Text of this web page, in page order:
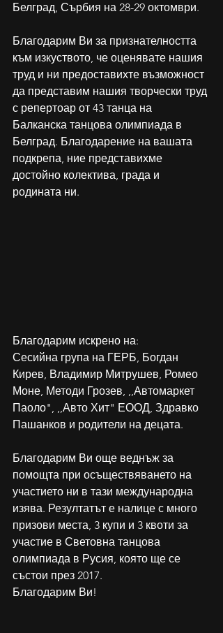
Белград, Сърбия на 28-29 октомври.
Благодарим Ви за признателността
към изкуството, че оценявате нашия
труд и ни предоставихте възможност
да представим нашия творчески труд
с репертоар от 43 танца на
Балканска танцова олимпиада в
Белград. Благодарение на вашата
подкрепа, ние представихме
достойно колектива, града и
родината ни.
Благодарим искрено на:
Сесийна група на ГЕРБ, Богдан
Кирев, Владимир Митрушев, Ромео
Моне, Методи Грозев, ,,Автомаркет
Паоло", ,,Авто Хит" ЕООД, Здравко
Пашанков и родители на децата.
Благодарим Ви още веднъж за
помощта при осъществяването на
участието ни в тази международна
изява. Резултатът е налице с много
призови места, 3 купи и 3 квоти за
участие в Световна танцова
олимпиада в Русия, която ще се
състои през 2017.
Благодарим Ви!